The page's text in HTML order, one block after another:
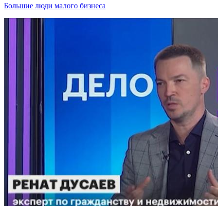
Большие люди малого бизнеса